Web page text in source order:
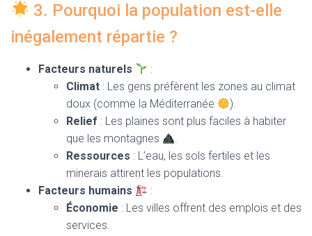
3. Pourquoi la population est-elle
inégalement répartie ?
Facteurs naturels
:
Climat : Les gens préfèrent les zones au climat
doux (comme la Méditerranée
).
Relief : Les plaines sont plus faciles à habiter
que les montagnes
.
Ressources : L’eau, les sols fertiles et les
minerais attirent les populations.
Facteurs humains
:
Économie : Les villes offrent des emplois et des
services.